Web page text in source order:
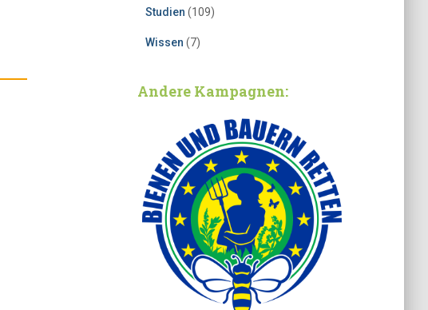
Studien (109)
Wissen (7)
Andere Kampagnen: